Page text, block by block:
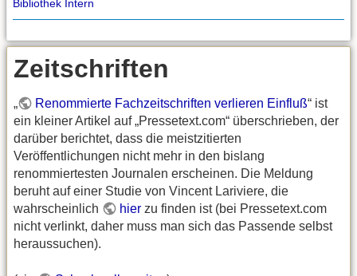
Bibliothek Intern
Zeitschriften
„ Renommierte Fachzeitschriften verlieren Einfluß“ ist
ein kleiner Artikel auf „Pressetext.com“ überschrieben, der
darüber berichtet, dass die meistzitierten
Veröffentlichungen nicht mehr in den bislang
renommiertesten Journalen erscheinen. Die Meldung
beruht auf einer Studie von Vincent Lariviere, die
wahrscheinlich
hier zu finden ist (bei Pressetext.com
nicht verlinkt, daher muss man sich das Passende selbst
heraussuchen).